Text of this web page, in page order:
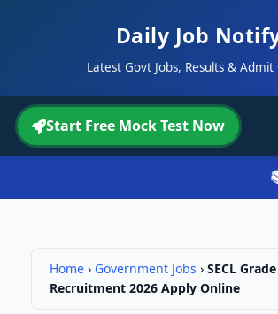
Daily Job
Latest Govt Jobs, Results & Admit
Start Free Mock Test Now
📚
Home › Government Jobs › SECL
Recruitment 2026 Apply Online